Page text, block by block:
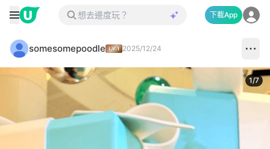
下載App
somesomepoodle 2025/12/24
1/7